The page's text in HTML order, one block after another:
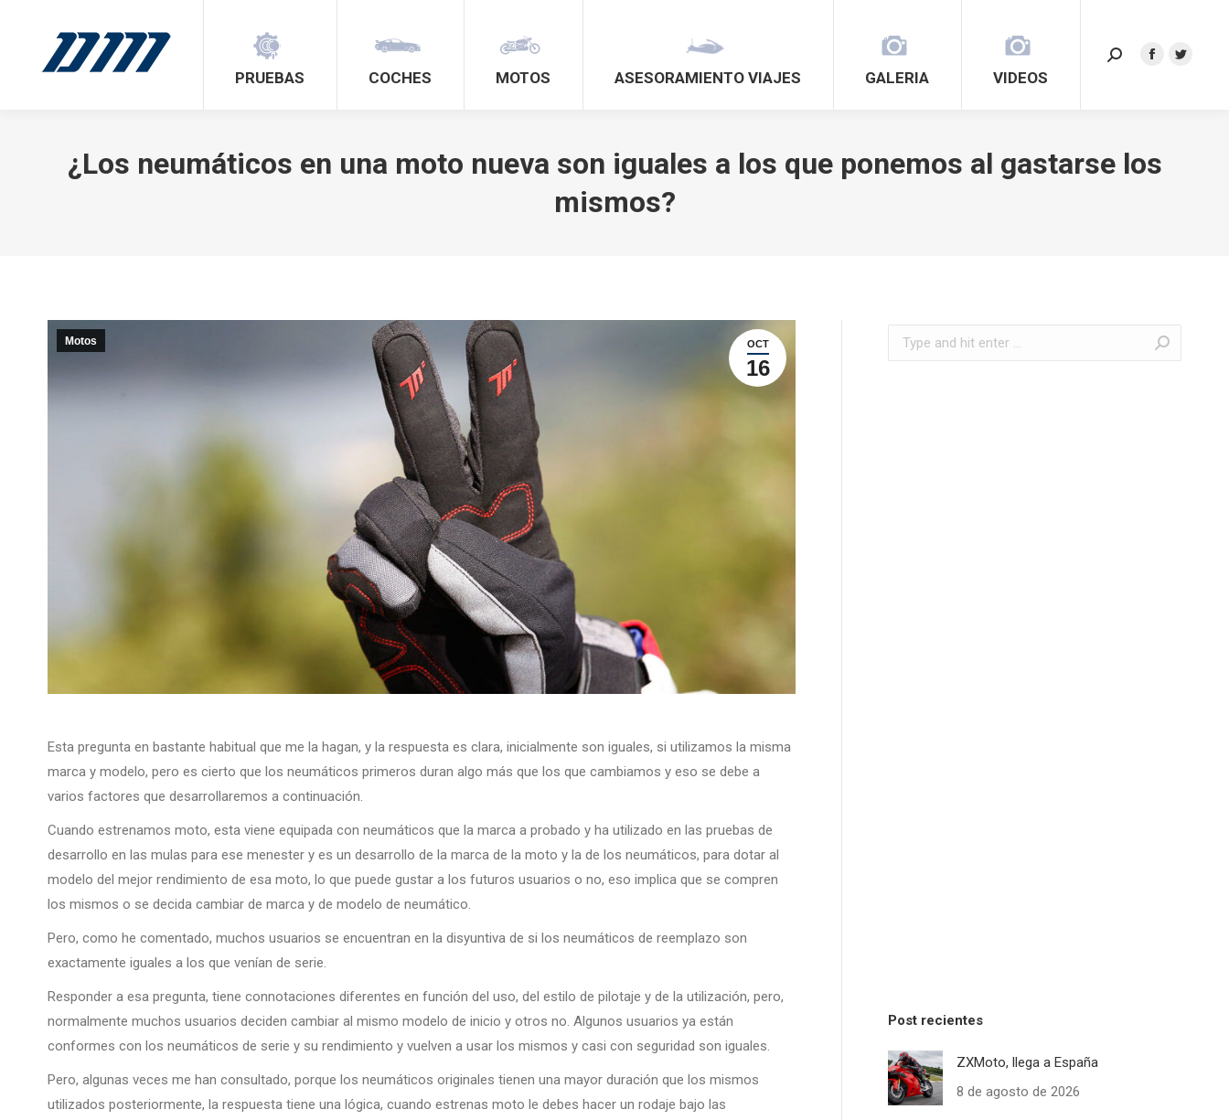
PRUEBAS COCHES MOTOS ASESORAMIENTO VIAJES GALERIA VIDEOS
Search:Facebook
new
Twitter
¿Los neumáticos en una moto nueva son iguales a los que ponemos al gastarse los
mismos?
OCT
16
Motos
Esta pregunta en bastante habitual que me la hagan, y la respuesta es clara, inicialmente son iguales, si utilizamos la misma
marca y modelo, pero es cierto que los neumáticos primeros duran algo más que los que cambiamos y eso se debe a
varios factores que desarrollaremos a continuación.
Cuando estrenamos moto, esta viene equipada con neumáticos que la marca a probado y ha utilizado en las pruebas de
desarrollo en las mulas para ese menester y es un desarrollo de la marca de la moto y la de los neumáticos, para dotar al
modelo del mejor rendimiento de esa moto, lo que puede gustar a los futuros usuarios o no, eso implica que se compren
los mismos o se decida cambiar de marca y de modelo de neumático.
Pero, como he comentado, muchos usuarios se encuentran en la disyuntiva de si los neumáticos de reemplazo son
exactamente iguales a los que venían de serie.
Responder a esa pregunta, tiene connotaciones diferentes en función del uso, del estilo de pilotaje y de la utilización, pero,
normalmente muchos usuarios deciden cambiar al mismo modelo de inicio y otros no. Algunos usuarios ya están
conformes con los neumáticos de serie y su rendimiento y vuelven a usar los mismos y casi con seguridad son iguales.
Pero, algunas veces me han consultado, porque los neumáticos originales tienen una mayor duración que los mismos
utilizados posteriormente, la respuesta tiene una lógica, cuando estrenas moto le debes hacer un rodaje bajo las
Search:
Post recientes
ZXMoto, llega a España
8 de agosto de 2026